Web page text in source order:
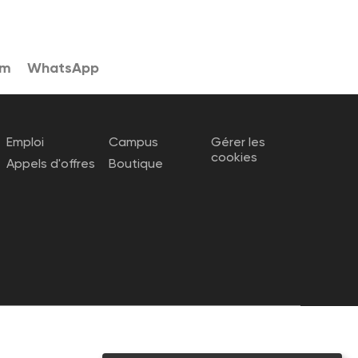
WhatsApp
Emploi
Appels d'offres
Campus
Boutique
Gérer les
cookies